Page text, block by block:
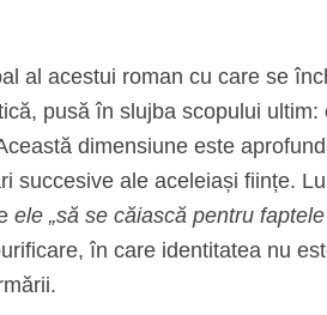
al acestui roman cu care se
pusă în slujba scopului ultim:
dimensiune este
succesive ale aceleiași ființe.
ele „să se căiască pentru faptele
în care identitatea nu